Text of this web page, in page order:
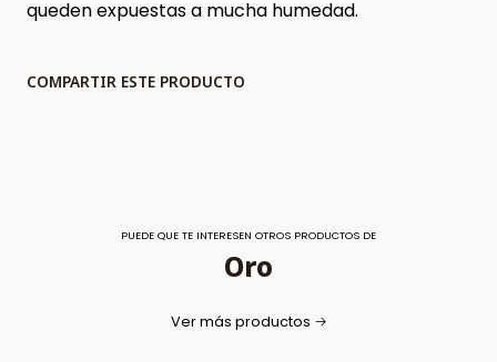
queden expuestas a mucha humedad.
COMPARTIR ESTE PRODUCTO
PUEDE QUE TE INTERESEN OTROS PRODUCTOS DE
Oro
Ver más productos